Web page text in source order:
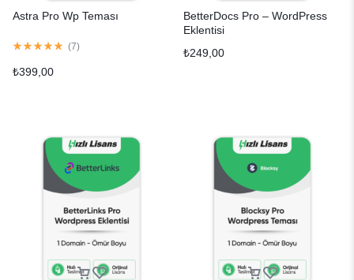
Astra Pro Wp Teması
(7)
₺399,00
BetterDocs Pro – WordPress
Eklentisi
₺249,00